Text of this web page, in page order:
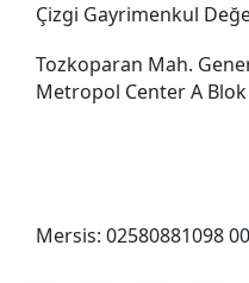
Çizgi Gayrimenkul
Tozkoparan Mah.
Metropol Center A
Mersis: 02580881098